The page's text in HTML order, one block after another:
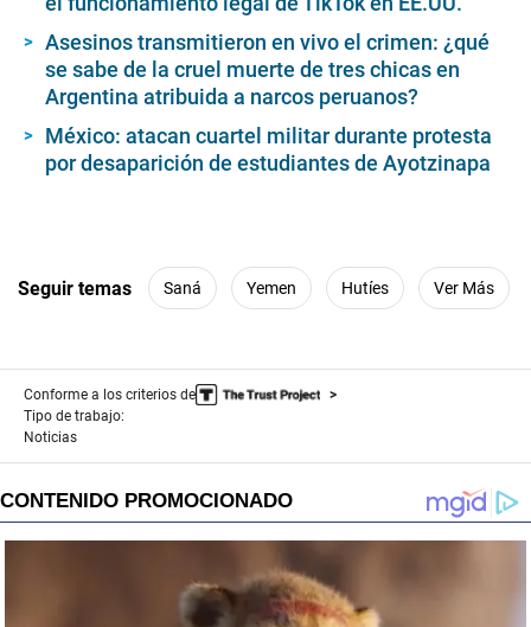
Asesinos transmitieron en vivo el crimen: ¿qué
se sabe de la cruel muerte de tres chicas en
Argentina atribuida a narcos peruanos?
México: atacan cuartel militar durante protesta
por desaparición de estudiantes de Ayotzinapa
Seguir temas Saná Yemen Hutíes Ver Más
Conforme a los criterios de
Tipo de trabajo:
Noticias